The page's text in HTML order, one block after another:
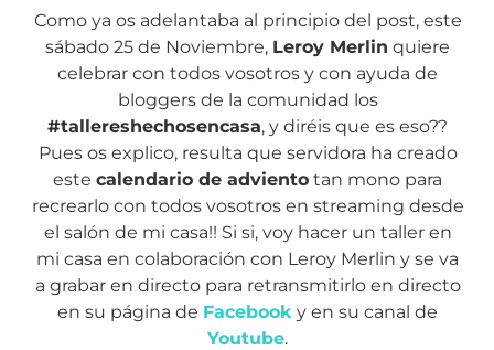
Como ya os adelantaba al principio del post, este
sábado 25 de Noviembre, Leroy Merlin quiere
celebrar con todos vosotros y con ayuda de
bloggers de la comunidad los
#tallereshechosencasa, y diréis que es eso??
Pues os explico, resulta que servidora ha creado
este calendario de adviento tan mono para
recrearlo con todos vosotros en streaming desde
el salón de mi casa!! Si si, voy hacer un taller en
mi casa en colaboración con Leroy Merlin y se va
a grabar en directo para retransmitirlo en directo
en su página de Facebook y en su canal de
Youtube.